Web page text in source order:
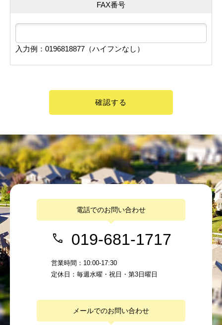
FAX番号
入力例：0196818877（ハイフンなし）
確認する
電話でのお問い合わせ
019-681-1717
営業時間：10:00-17:30
定休日：毎週水曜・祝日・第3日曜日
メールでのお問い合わせ